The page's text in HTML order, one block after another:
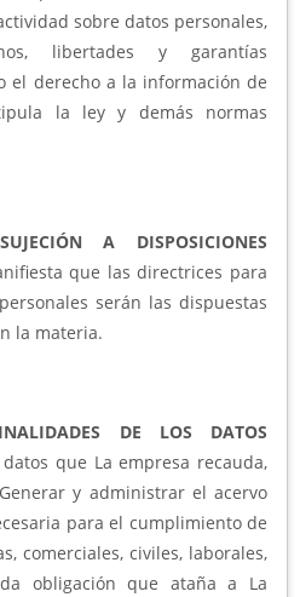
sobre datos personales,
libertades y garantías
el derecho a la información de
la ley y demás normas
A DISPOSICIONES
que las directrices para
serán las dispuestas
la materia.
DE LOS DATOS
que La empresa recauda,
y administrar el acervo
para el cumplimiento de
comerciales, civiles, laborales,
obligación que ataña a La